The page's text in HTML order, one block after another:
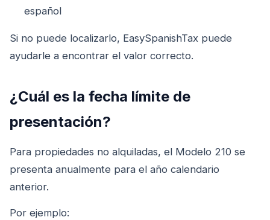
español
Si no puede localizarlo, EasySpanishTax puede
ayudarle a encontrar el valor correcto.
¿Cuál es la fecha límite de
presentación?
Para propiedades no alquiladas, el Modelo 210 se
presenta anualmente para el año calendario
anterior.
Por ejemplo: